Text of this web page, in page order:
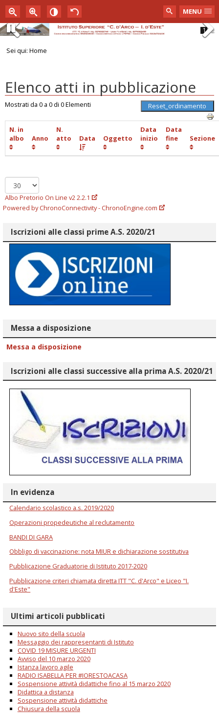
MENU
1
2
Pause
Sei qui: Home
Elenco atti in pubblicazione
Mostrati da 0 a 0 di 0 Elementi
N. in
albo
Anno
N.
atto
Data Oggetto
Data
inizio
Data
fine
Sezione
Albo Pretorio On Line v2 2.2.1
Powered by ChronoConnectivity - ChronoEngine.com
Iscrizioni alle classi prime A.S. 2020/21
Messa a disposizione
Messa a disposizione
Iscrizioni alle classi successive alla prima A.S. 2020/21
In evidenza
Calendario scolastico a.s. 2019/2020
Operazioni propedeutiche al reclutamento
BANDI DI GARA
Obbligo di vaccinazione: nota MIUR e dichiarazione sostitutiva
Pubblicazione Graduatorie di Istituto 2017-2020
Pubblicazione criteri chiamata diretta ITT "C. d'Arco" e Liceo "I.
d'Este"
Ultimi articoli pubblicati
Nuovo sito della scuola
Messaggio dei rappresentanti di Istituto
COVID 19 MISURE URGENTI
Avviso del 10 marzo 2020
Istanza lavoro agile
RADIO ISABELLA PER #IORESTOACASA
Sospensione attività didattiche fino al 15 marzo 2020
Didattica a distanza
Sospensione attività didattiche
Chiusura della scuola